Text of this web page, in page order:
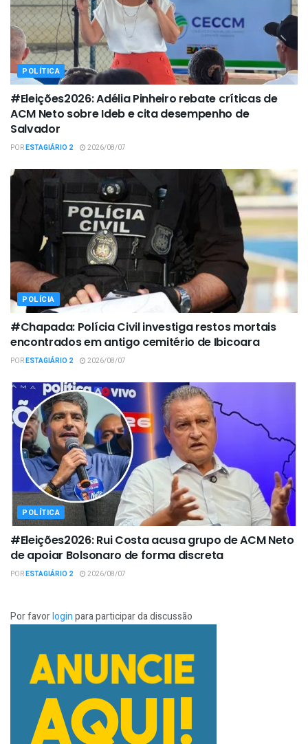
POLÍTICA
#Eleições2026: Adélia Pinheiro rebate críticas de
ACM Neto sobre Ideb e cita desempenho de
Salvador
PORESTAGIÁRIO 2 2026/08/07
POLÍCIA
#Chapada: Polícia Civil investiga restos mortais
encontrados em antigo cemitério de Ibicoara
PORESTAGIÁRIO 2 2026/08/07
POLÍTICA
#Eleições2026: Rui Costa acusa grupo de ACM Neto
de apoiar Bolsonaro de forma discreta
PORESTAGIÁRIO 2 2026/08/07
Por favorloginpara participar da discussão